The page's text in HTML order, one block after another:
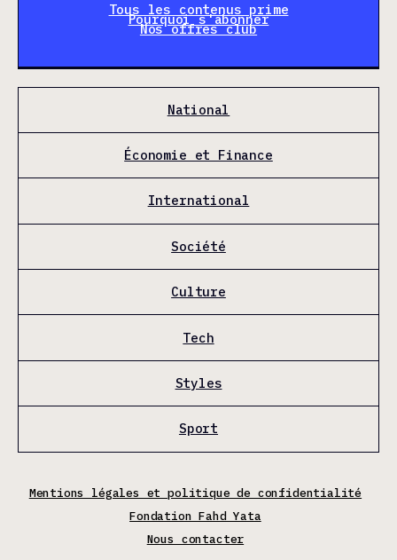
Tous les contenus prime
Pourquoi s'abonner
Nos offres club
National
Économie et Finance
International
Société
Culture
Tech
Styles
Sport
Mentions légales et politique de confidentialité
Fondation Fahd Yata
Nous contacter